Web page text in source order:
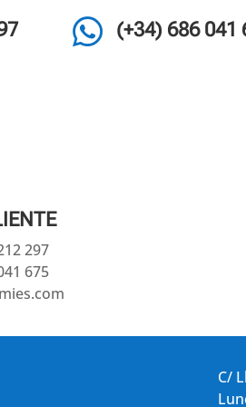
 (+34) 686 041
297
675
C/